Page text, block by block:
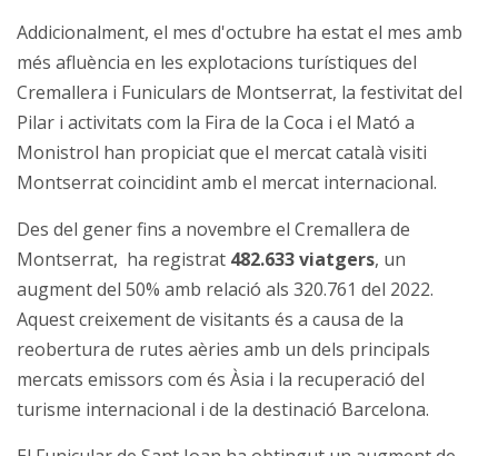
Addicionalment, el mes d'octubre ha estat el mes amb
més afluència en les explotacions turístiques del
Cremallera i Funiculars de Montserrat, la festivitat del
Pilar i activitats com la Fira de la Coca i el Mató a
Monistrol han propiciat que el mercat català visiti
Montserrat coincidint amb el mercat internacional.
Des del gener fins a novembre el Cremallera de
Montserrat, ha registrat 482.633 viatgers, un
augment del 50% amb relació als 320.761 del 2022.
Aquest creixement de visitants és a causa de la
reobertura de rutes aèries amb un dels principals
mercats emissors com és Àsia i la recuperació del
turisme internacional i de la destinació Barcelona.